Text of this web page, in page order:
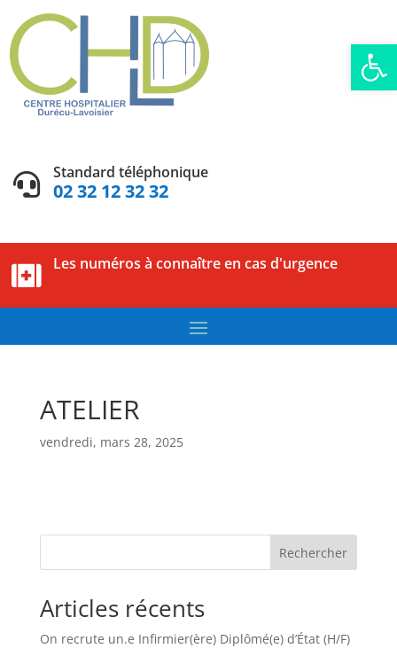
Ouvrir
 Standard téléphonique
02 32 12 32 32
 Les numéros à connaître en cas d'urgence
ATELIER
vendredi, mars 28, 2025
Rechercher
Articles récents
On recrute un.e Infirmier(ère) Diplômé(e) d’État (H/F)